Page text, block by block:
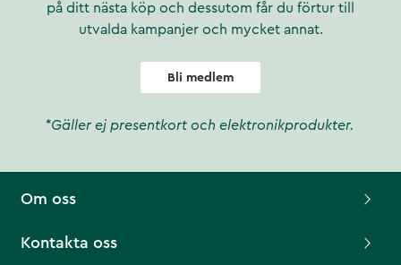
på ditt nästa köp och dessutom får du förtur till
utvalda kampanjer och mycket annat.
Bli medlem
*Gäller ej presentkort och elektronikprodukter.
Om oss
Kontakta oss